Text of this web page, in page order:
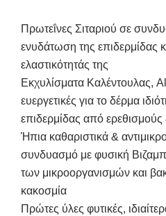
Πρωτεΐνες Σιταριού σε
ενυδάτωση της επιδερμίδας
ελαστικότητάς της
Εκχυλίσματα Καλέντουλας,
ευεργετικές για το δέρμα
επιδερμίδας από ερεθισμούς
Ήπια καθαριστικά &
συνδυασμό με φυσική
των μικροοργανισμών και
κακοσμία
Πρώτες ύλες φυτικές,